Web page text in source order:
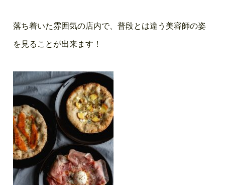
落ち着いた雰囲気の店内で、普段とは違う美容師の姿
を見ることが出来ます！